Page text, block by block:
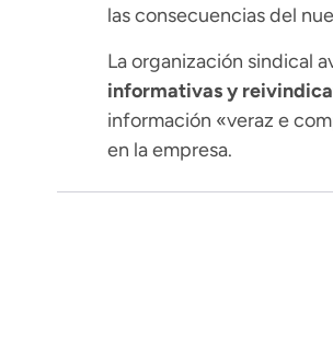
las consecuencias del
La organización sindical
informativas y
información «veraz e
en la empresa.